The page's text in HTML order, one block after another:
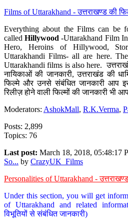
Films of Uttarakhand - उत्तराखण्ड की
Everything about the Films can be
calledHillywood-Uttarakhand Film
Hero, Heroins of Hillywood,
Uttarakhandi Films- all are here.
Uttarakhandi films is also here.
नायिकाओं की जानकारी, उत्तराखंड की
फिल्मे और उनसे संबंधित जानकारी आप
रिलीज़ होने वाली फिल्मों की जानकारी भी
Moderators: AshokMall, R.K.Verma,
Posts: 2,899
Topics: 76
Last post: March 18, 2018, 05:48:17
So... by CrazyUK_Films
Personalities of Uttarakhand - उत्तराखण्ड
Under this section, you will get
of Uttarakhand and related
विभूतियों से संबंधित जानकारी)